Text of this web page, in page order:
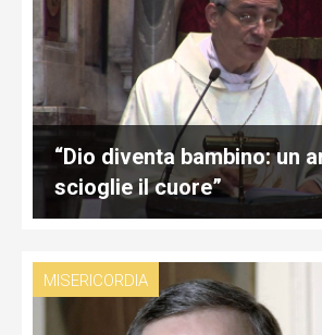
“Dio diventa bambino: un
scioglie il cuore”
MISERICORDIA